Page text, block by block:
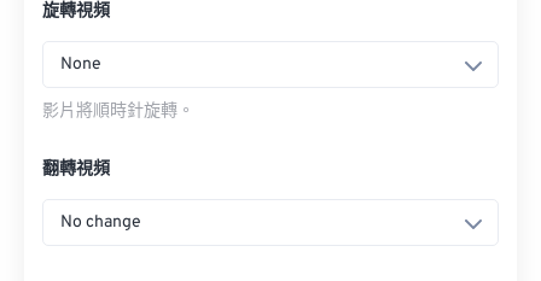
旋轉視頻
None
影片將順時針旋轉。
翻轉視頻
No change